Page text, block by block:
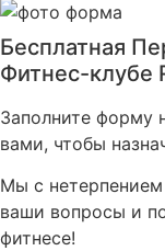
Бесплатная
Фитнес-клубе
Заполните форму
вами, чтобы
Мы с
ваши вопросы и
фитнесе!